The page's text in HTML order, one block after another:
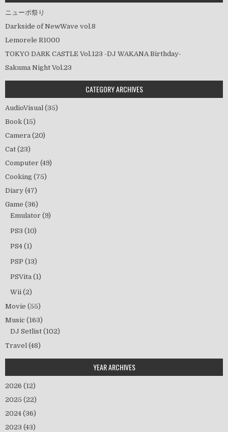
ニューポ祭り
Darkside of NewWave vol.8
Lemorele R1000
TOKYO DARK CASTLE Vol.123 -DJ WAKANA Birthday-
Sakuma Night Vol.23
CATEGORY ARCHIVES
AudioVisual (35)
Book (15)
Camera (20)
Cat (23)
Computer (49)
Cooking (75)
Diary (47)
Game (36)
Emulator (9)
PS3 (10)
PS4 (1)
PSP (13)
PSVita (1)
Wii (2)
Movie (55)
Music (163)
DJ Setlist (102)
Travel (48)
YEAR ARCHIVES
2026 (12)
2025 (22)
2024 (36)
2023 (43)